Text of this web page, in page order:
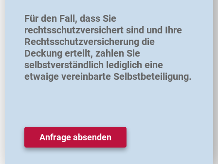
Für den Fall, dass Sie
rechtsschutzversichert sind und Ihre
Rechtsschutzversicherung die
Deckung erteilt, zahlen Sie
selbstverständlich lediglich eine
etwaige vereinbarte Selbstbeteiligung.
Anfrage absenden